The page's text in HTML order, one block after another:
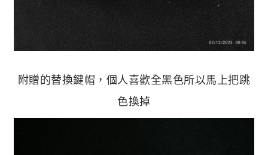
附贈的替換鍵帽，個人喜歡全黑色所以馬上把跳
色換掉